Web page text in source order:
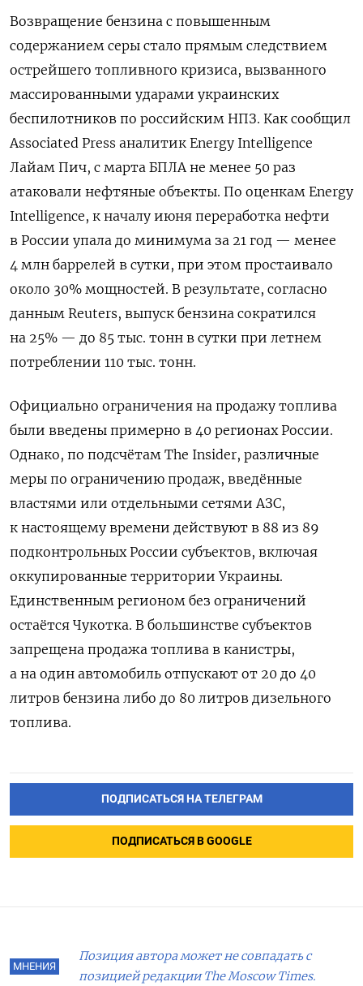
Возвращение бензина с повышенным
содержанием серы стало прямым следствием
острейшего топливного кризиса, вызванного
массированными ударами украинских
беспилотников по российским НПЗ. Как сообщил
Associated Press аналитик Energy Intelligence
Лайам Пич, с марта БПЛА не менее 50 раз
атаковали нефтяные объекты. По оценкам Energy
Intelligence, к началу июня переработка нефти
в России упала до минимума за 21 год — менее
4 млн баррелей в сутки, при этом простаивало
около 30% мощностей. В результате, согласно
данным Reuters, выпуск бензина сократился
на 25% — до 85 тыс. тонн в сутки при летнем
потреблении 110 тыс. тонн.
Официально ограничения на продажу топлива
были введены примерно в 40 регионах России.
Однако, по подсчётам The Insider, различные
меры по ограничению продаж, введённые
властями или отдельными сетями АЗС,
к настоящему времени действуют в 88 из 89
подконтрольных России субъектов, включая
оккупированные территории Украины.
Единственным регионом без ограничений
остаётся Чукотка. В большинстве субъектов
запрещена продажа топлива в канистры,
а на один автомобиль отпускают от 20 до 40
литров бензина либо до 80 литров дизельного
топлива.
ПОДПИСАТЬСЯ НА ТЕЛЕГРАМ
ПОДПИСАТЬСЯ В GOOGLE
МНЕНИЯ
Позиция автора может не совпадать с
позицией редакции The Moscow Times.